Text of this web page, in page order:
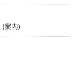
案内)